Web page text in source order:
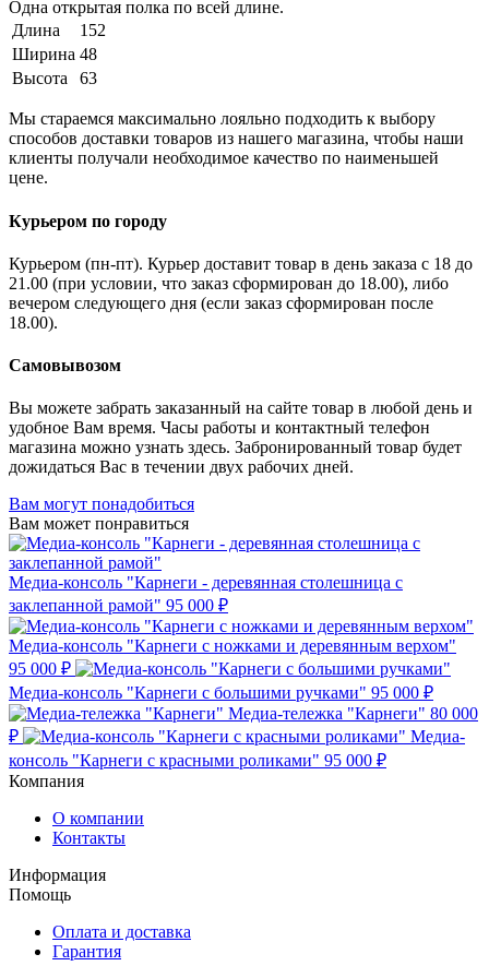
Одна открытая полка по всей длине.
Длина
152
Ширина 48
Высота
63
Мы стараемся максимально лояльно подходить к выбору
способов доставки товаров из нашего магазина, чтобы наши
клиенты получали необходимое качество по наименьшей
цене.
Курьером по городу
Курьером (пн-пт). Курьер доставит товар в день заказа с 18 до
21.00 (при условии, что заказ сформирован до 18.00), либо
вечером следующего дня (если заказ сформирован после
18.00).
Самовывозом
Вы можете забрать заказанный на сайте товар в любой день и
удобное Вам время. Часы работы и контактный телефон
магазина можно узнать здесь. Забронированный товар будет
дожидаться Вас в течении двух рабочих дней.
Вам могут понадобиться
Вам может понравиться
Медиа-консоль "Карнеги - деревянная столешница с
заклепанной рамой" 95 000 ₽
Медиа-консоль "Карнеги с ножками и деревянным верхом"
95 000 ₽
Медиа-консоль "Карнеги с большими ручками" 95 000 ₽
Медиа-тележка "Карнеги" 80 000
₽
Медиа-
консоль "Карнеги с красными роликами" 95 000 ₽
Компания
О компании
Контакты
Информация
Помощь
Оплата и доставка
Гарантия